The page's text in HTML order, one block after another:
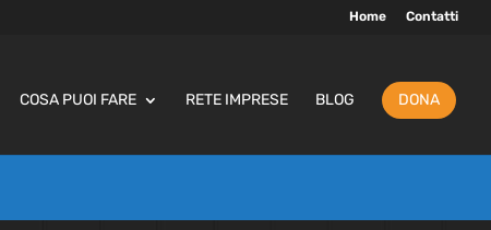
Home Contatti
COSA PUOI FARE RETE IMPRESE BLOG DONA